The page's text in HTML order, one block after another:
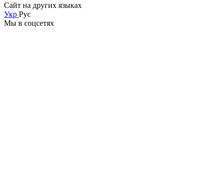
Сайт на других языках
Укр Рус
Мы в соцсетях